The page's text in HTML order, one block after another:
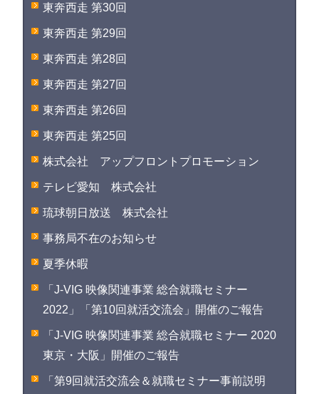
東奔西走 第30回
東奔西走 第29回
東奔西走 第28回
東奔西走 第27回
東奔西走 第26回
東奔西走 第25回
株式会社 アップフロントプロモーション
テレビ愛知 株式会社
琉球朝日放送 株式会社
事務局不在のお知らせ
夏季休暇
「J-VIG 映像関連事業 総合就職セミナー
2022」「第10回就活交流会」開催のご報告
「J-VIG 映像関連事業 総合就職セミナー 2020
東京・大阪」開催のご報告
「第9回就活交流会＆就職セミナー事前説明